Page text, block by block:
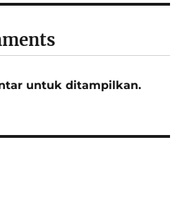
untuk ditampilkan.